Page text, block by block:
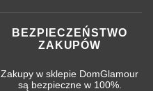
BEZPIECZEŃSTWO
ZAKUPÓW
Zakupy w sklepie DomGlamour
są bezpieczne w 100%.